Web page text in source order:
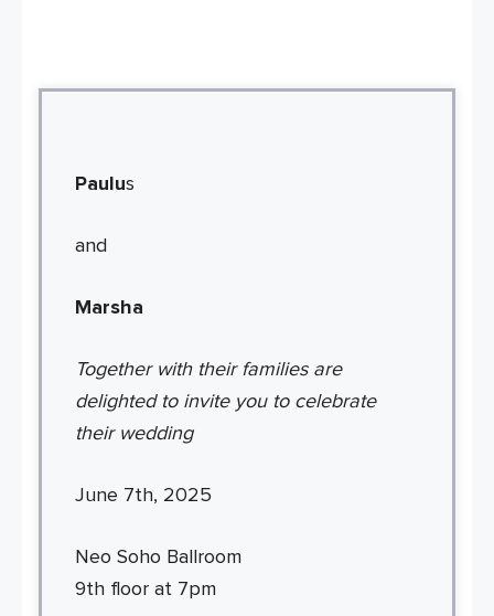
Paulus
and
Marsha
Together with their families are
delighted to invite you to celebrate
their wedding
June 7th, 2025
Neo Soho Ballroom
9th floor at 7pm